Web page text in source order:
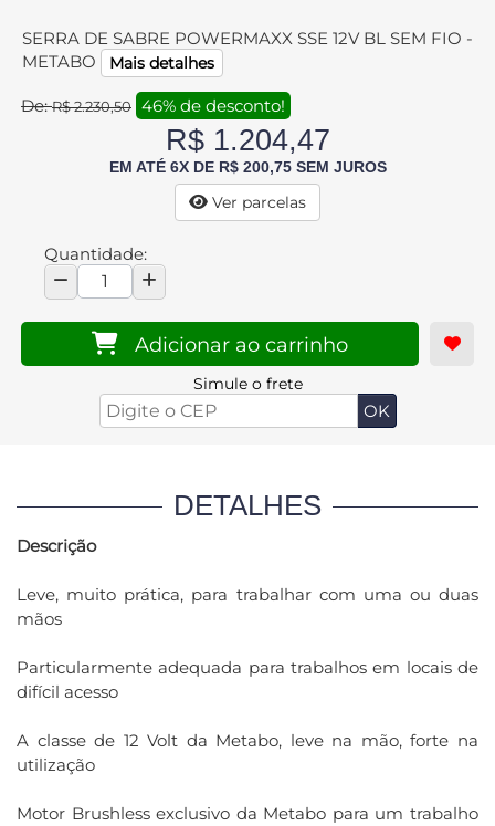
SERRA DE SABRE POWERMAXX SSE 12V BL SEM FIO -
METABO
Mais detalhes
De:R$ 2.230,50 46% de desconto!
R$ 1.204,47
EM ATÉ 6X DE R$ 200,75 SEM JUROS
Ver parcelas
Quantidade:
Adicionar ao carrinho
Simule o frete
DETALHES
Descrição
Leve, muito prática, para trabalhar com uma ou duas
mãos
Particularmente adequada para trabalhos em locais de
difícil acesso
A classe de 12 Volt da Metabo, leve na mão, forte na
utilização
Motor Brushless exclusivo da Metabo para um trabalho